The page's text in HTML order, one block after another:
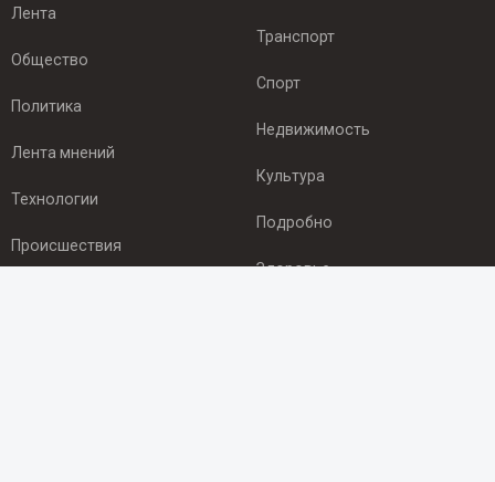
Лента
Общество
Политика
Лента мнений
Технологии
Происшествия
Транспорт
Спорт
Недвижимость
Культура
Подробно
Здоровье